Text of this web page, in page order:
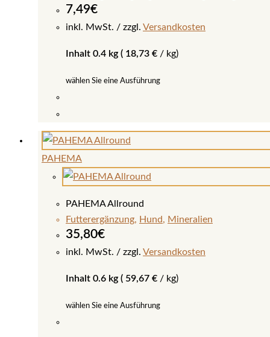
Optionen
können
der
7,49€
inkl. MwSt. zzgl. Versandkosten
Inhalt 0.4 kg ( 18,73 € / kg)
wählen Sie eine Ausführung
Produkt
weist
mehrere
Varianten
Die
Optionen
können
der
PAHEMA
PAHEMA Allround
Futterergänzung, Hund, Mineralien
35,80€
inkl. MwSt. zzgl. Versandkosten
Inhalt 0.6 kg ( 59,67 € / kg)
wählen Sie eine Ausführung